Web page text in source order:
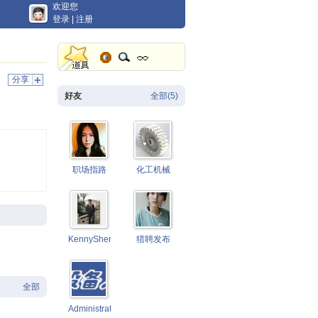
欢迎您
登录
注册
分享
全部
全部(5)
好友
职场指路 化工机械
KennyShen 猎聘发布
Administrator